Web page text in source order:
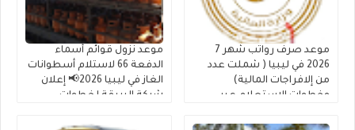
موعد صرف رواتب شهر 7
2026 في ليبيا ( شملت عدد
من إلافراجات المالية)
وخطوات الاستعلام عبر
موعد نزول قوائم أسماء
الدفعة 66 لاستلام أسطوانات
الغاز في ليبيا 2026📢 إعلان
شركة البريقة لخطوات